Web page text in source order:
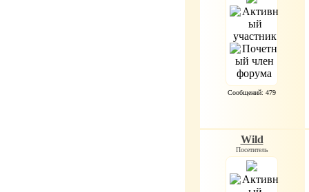
Сообщений: 479
Wild
Посетитель